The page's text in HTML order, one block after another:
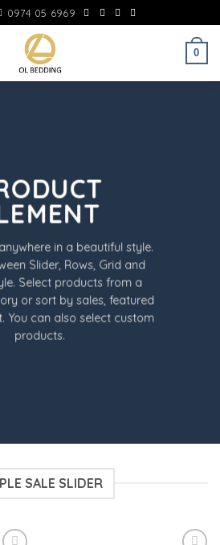
0974 05 6969
0
in a beautiful style.
Slider, Rows, Grid and
Select products from a
or sort by sales, featured
You can also select custom
products.
SALE SLIDER